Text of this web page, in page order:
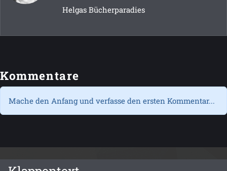
Helgas Bücherparadies
Kommentare
Mache den Anfang und verfasse den ersten Kommentar...